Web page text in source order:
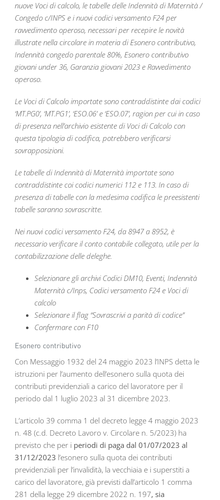
nuove Voci di calcolo, le tabelle delle Indennità di Maternità /
Congedo c/INPS e i nuovi codici versamento F24 per
ravvedimento operoso, necessari per recepire le novità
illustrate nella circolare in materia di Esonero contributivo,
Indennità congedo parentale 80%, Esonero contributivo
giovani under 36, Garanzia giovani 2023 e Ravvedimento
operoso.
Le Voci di Calcolo importate sono contraddistinte dai codici
‘MT.PG0’, ‘MT.PG1’, ‘ESO.06’ e ‘ESO.07’, ragion per cui in caso
di presenza nell’archivio esistente di Voci di Calcolo con
questa tipologia di codifica, potrebbero verificarsi
sovrapposizioni.
Le tabelle di Indennità di Maternità importate sono
contraddistinte coi codici numerici 112 e 113. In caso di
presenza di tabelle con la medesima codifica le preesistenti
tabelle saranno sovrascritte.
Nei nuovi codici versamento F24, da 8947 a 8952, è
necessario verificare il conto contabile collegato, utile per la
contabilizzazione delle deleghe.
Selezionare gli archivi Codici DM10, Eventi, Indennità
Maternità c/Inps, Codici versamento F24 e Voci di
calcolo
Selezionare il flag “Sovrascrivi a parità di codice”
Confermare con F10
Esonero contributivo
Con Messaggio 1932 del 24 maggio 2023 l’INPS detta le
istruzioni per l’aumento dell’esonero sulla quota dei
contributi previdenziali a carico del lavoratore per il
periodo dal 1 luglio 2023 al 31 dicembre 2023.
L’articolo 39 comma 1 del decreto legge 4 maggio 2023
n. 48 (c.d. Decreto Lavoro v. Circolare n. 5/2023) ha
previsto che per i periodi di paga dal 01/07/2023 al
31/12/2023 l’esonero sulla quota dei contributi
previdenziali per l’invalidità, la vecchiaia e i superstiti a
carico del lavoratore, già previsti dall’articolo 1 comma
281 della legge 29 dicembre 2022 n. 197, sia